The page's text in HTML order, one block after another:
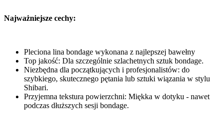
Najważniejsze cechy:
Pleciona lina bondage wykonana z najlepszej bawełny
Top jakość: Dla szczególnie szlachetnych sztuk bondage.
Niezbędna dla początkujących i profesjonalistów: do
szybkiego, skutecznego pętania lub sztuki wiązania w stylu
Shibari.
Przyjemna tekstura powierzchni: Miękka w dotyku - nawet
podczas dłuższych sesji bondage.